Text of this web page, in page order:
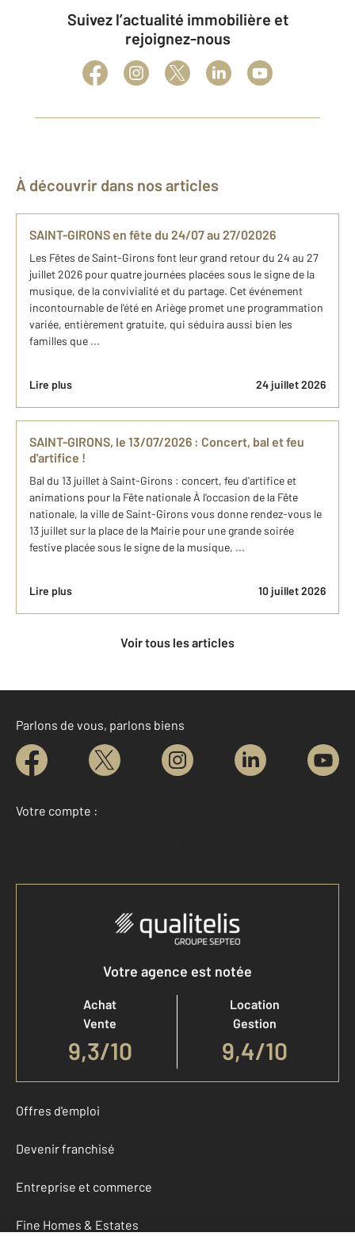
Suivez l’actualité immobilière et
rejoignez-nous
À découvrir dans nos articles
SAINT-GIRONS en fête du 24/07 au 27/02026
Les Fêtes de Saint-Girons font leur grand retour du 24 au 27
juillet 2026 pour quatre journées placées sous le signe de la
musique, de la convivialité et du partage. Cet événement
incontournable de l'été en Ariège promet une programmation
variée, entièrement gratuite, qui séduira aussi bien les
familles que ...
Lire plus 24 juillet 2026
SAINT-GIRONS, le 13/07/2026 : Concert, bal et feu
d'artifice !
Bal du 13 juillet à Saint-Girons : concert, feu d'artifice et
animations pour la Fête nationale À l'occasion de la Fête
nationale, la ville de Saint-Girons vous donne rendez-vous le
13 juillet sur la place de la Mairie pour une grande soirée
festive placée sous le signe de la musique, ...
Lire plus 10 juillet 2026
Voir tous les articles
Parlons de vous, parlons biens
Votre compte :
Accéder à mon compte
Votre agence est notée
Achat
Vente
9,3/10
Location
Gestion
9,4/10
Offres d'emploi
Devenir franchisé
Entreprise et commerce
Fine Homes & Estates